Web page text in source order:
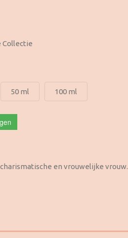
Collectie
50 ml 100 ml
en vrouwelijke vrouw.